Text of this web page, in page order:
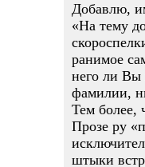
Добавлю,
«На тему
ранимое
него ли Вы
фамилии,
Тем более,
Прозе ру
штыки